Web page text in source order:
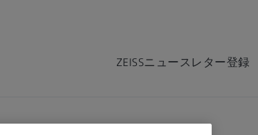
ZEISSニュースレター登録